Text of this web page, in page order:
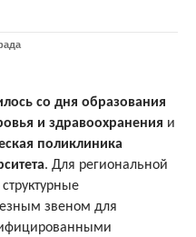
со дня образования
и здравоохранения и
поликлиника
. Для региональной
звеном для